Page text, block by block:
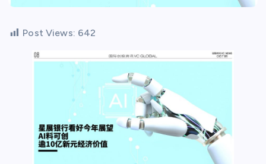
Post Views: 642